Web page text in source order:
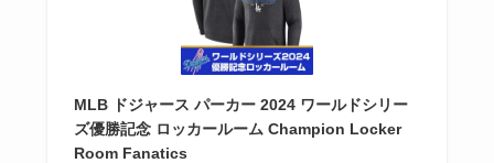
MLB ドジャース パーカー 2024 ワールドシリー
ズ優勝記念 ロッカールーム Champion Locker
Room Fanatics